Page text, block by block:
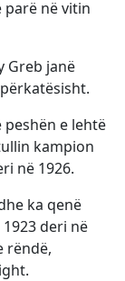
parë në vitin
Greb janë
e lehtë
kampion
në 1926.
ka qenë
deri në
rëndë,